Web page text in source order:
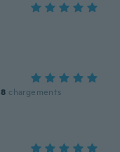
8 chargements